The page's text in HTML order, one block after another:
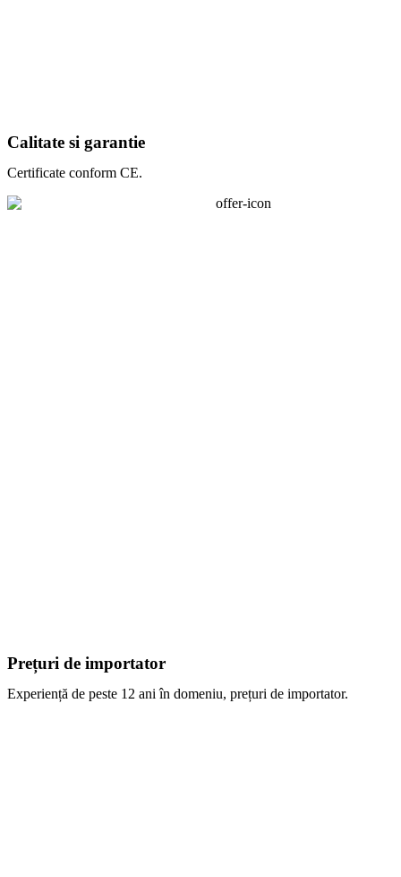
Calitate si garantie
Certificate conform CE.
Prețuri de importator
Experiență de peste 12 ani în domeniu, prețuri de importator.